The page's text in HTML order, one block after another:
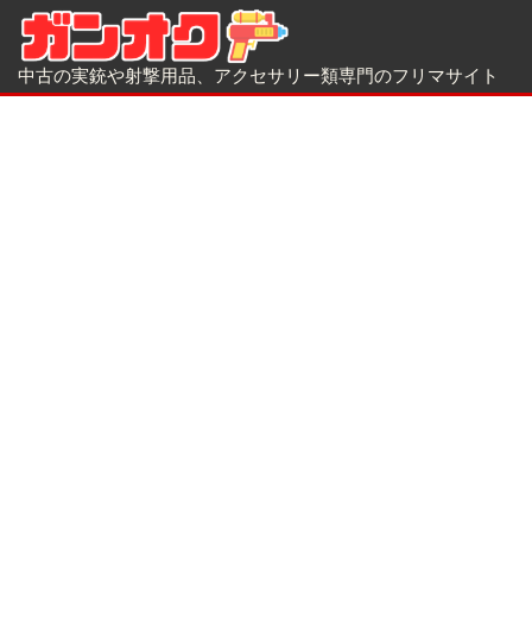
中古の実銃や射撃用品、アクセサリー類専門のフリマサイト